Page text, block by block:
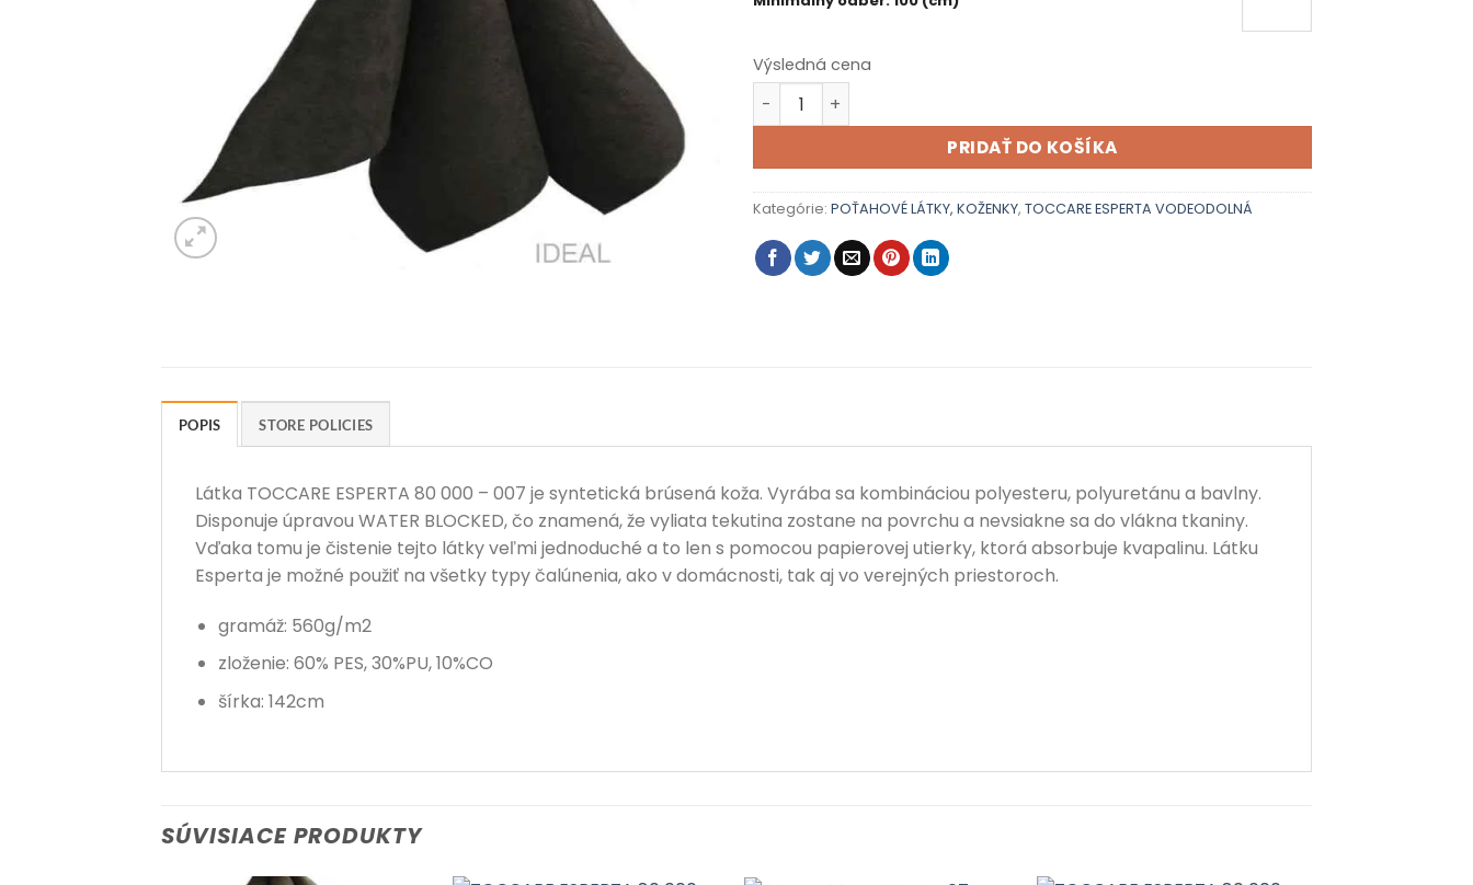
Výsledná cena
množstvo TOCCARE ESPERTA 80 000 - 007
PRIDAŤ DO KOŠÍKA
Kategórie: POŤAHOVÉ LÁTKY, KOŽENKY, TOCCARE ESPERTA VODEODOLNÁ
POPIS STORE POLICIES
Látka TOCCARE ESPERTA 80 000 – 007 je syntetická brúsená koža. Vyrába sa kombináciou polyesteru, polyuretánu a bavlny.
Disponuje úpravou WATER BLOCKED, čo znamená, že vyliata tekutina zostane na povrchu a nevsiakne sa do vlákna tkaniny.
Vďaka tomu je čistenie tejto látky veľmi jednoduché a to len s pomocou papierovej utierky, ktorá absorbuje kvapalinu. Látku
Esperta je možné použiť na všetky typy čalúnenia, ako v domácnosti, tak aj vo verejných priestoroch.
gramáž: 560g/m2
zloženie: 60% PES, 30%PU, 10%CO
šírka: 142cm
SÚVISIACE PRODUKTY